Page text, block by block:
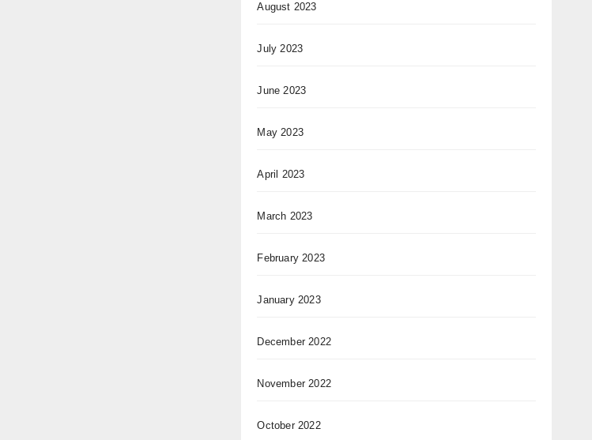
August 2023
July 2023
June 2023
May 2023
April 2023
March 2023
February 2023
January 2023
December 2022
November 2022
October 2022